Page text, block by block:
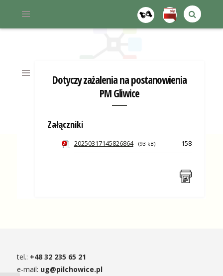
BIP GMINY PILCHOWICE
Dotyczy zażalenia na postanowienia
PM Gliwice
Załączniki
20250317145826864- (93 kB) 158
tel.: +48 32 235 65 21
e-mail: ug@pilchowice.pl